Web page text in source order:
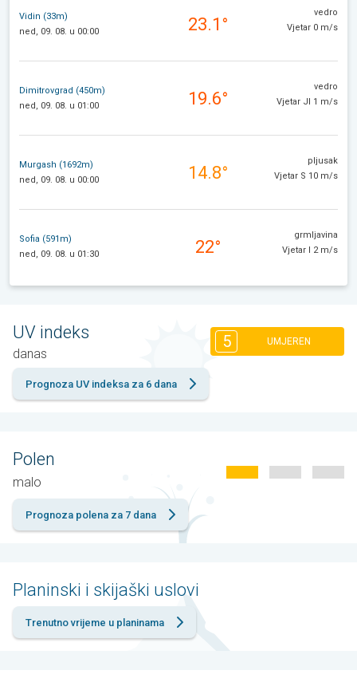
Vidin (33m)
ned, 09. 08. u 00:00
23.1°
vedro
Vjetar 0 m/s
Dimitrovgrad (450m)
ned, 09. 08. u 01:00
19.6°
vedro
Vjetar JI 1 m/s
Murgash (1692m)
ned, 09. 08. u 00:00
14.8°
pljusak
Vjetar S 10 m/s
Sofia (591m)
ned, 09. 08. u 01:30
22°
grmljavina
Vjetar I 2 m/s
UV indeks
danas
5 UMJEREN
Prognoza UV indeksa za 6 dana
Polen
malo
Prognoza polena za 7 dana
Planinski i skijaški uslovi
Trenutno vrijeme u planinama